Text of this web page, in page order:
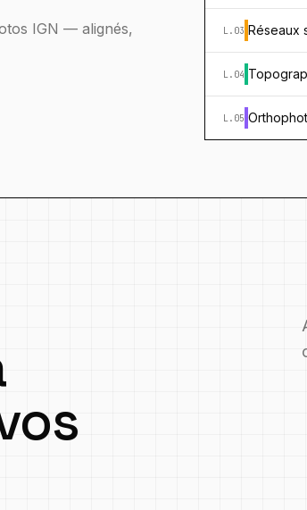
IGN — alignés,
L.03 Réseaux
L.04
L.05